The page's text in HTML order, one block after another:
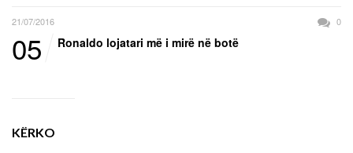
21/07/2016 0
05 Ronaldo lojatari më i mirë në botë
KËRKO